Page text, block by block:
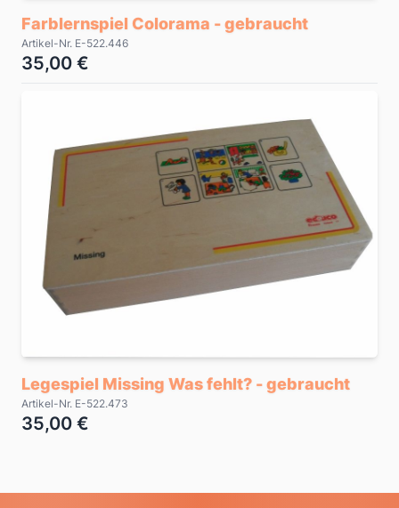
Farblernspiel Colorama - gebraucht
Artikel-Nr. E-522.446
35,00 €
Legespiel Missing Was fehlt? - gebraucht
Artikel-Nr. E-522.473
35,00 €